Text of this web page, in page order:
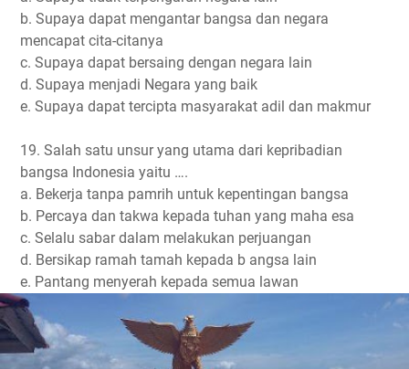
b. Supaya dapat mengantar bangsa dan negara
mencapat cita-citanya
c. Supaya dapat bersaing dengan negara lain
d. Supaya menjadi Negara yang baik
e. Supaya dapat tercipta masyarakat adil dan makmur
19. Salah satu unsur yang utama dari kepribadian
bangsa Indonesia yaitu ….
a. Bekerja tanpa pamrih untuk kepentingan bangsa
b. Percaya dan takwa kepada tuhan yang maha esa
c. Selalu sabar dalam melakukan perjuangan
d. Bersikap ramah tamah kepada b angsa lain
e. Pantang menyerah kepada semua lawan